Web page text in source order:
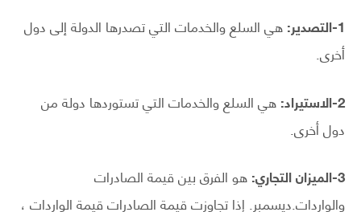
1-التصدير:
هي السلع والخدمات التي تصدرها الدولة إلى دول
أخرى.
2-الاستيراد:
هي السلع والخدمات التي تستوردها دولة من
دول أخرى.
3-الميزان التجاري:
هو الفرق بين قيمة الصادرات
والواردات.ديسمبر. إذا تجاوزت قيمة الصادرات قيمة الواردات ،